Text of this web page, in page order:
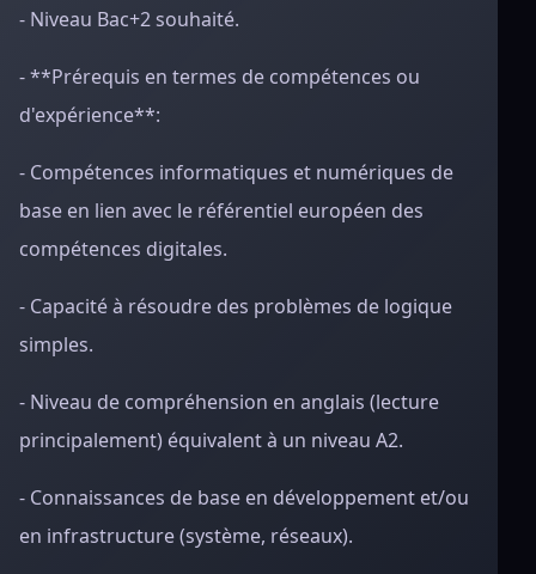
- Niveau Bac+2 souhaité.
- **Prérequis en termes de compétences ou
d'expérience**:
- Compétences informatiques et numériques de
base en lien avec le référentiel européen des
compétences digitales.
- Capacité à résoudre des problèmes de logique
simples.
- Niveau de compréhension en anglais (lecture
principalement) équivalent à un niveau A2.
- Connaissances de base en développement et/ou
en infrastructure (système, réseaux).